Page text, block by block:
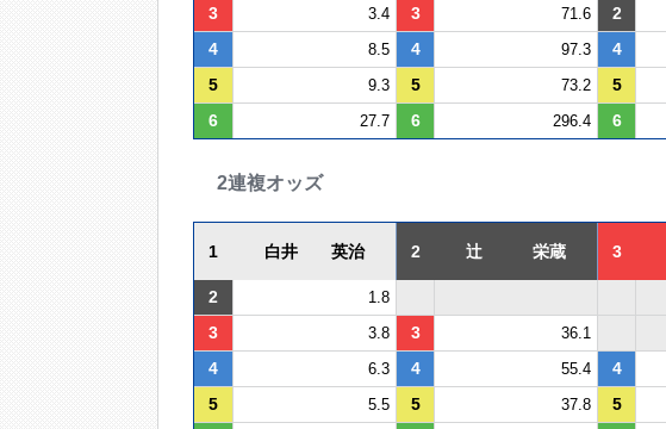
3 3.4 3 71.6 2
4 8.5 4 97.3 4
5 9.3 5 73.2 5
6 27.7 6 296.4 6
2連複オッズ
1 白井 英治 2 辻 栄蔵 3
2 1.8
3 3.8 3 36.1
4 6.3 4 55.4 4
5 5.5 5 37.8 5